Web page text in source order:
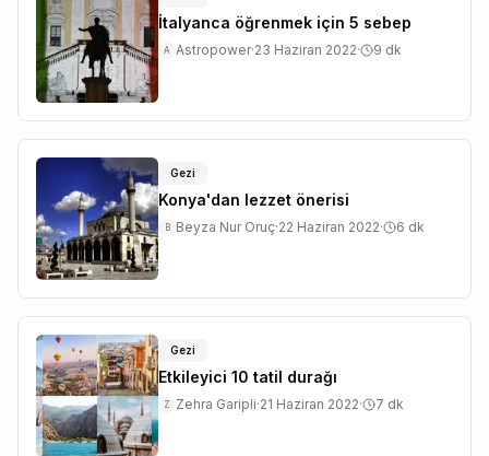
İtalyanca öğrenmek için 5 sebep
A Astropower·23 Haziran 2022· 9 dk
Gezi
Konya'dan lezzet önerisi
B Beyza Nur Oruç·22 Haziran 2022· 6 dk
Gezi
Etkileyici 10 tatil durağı
Z Zehra Garipli·21 Haziran 2022· 7 dk